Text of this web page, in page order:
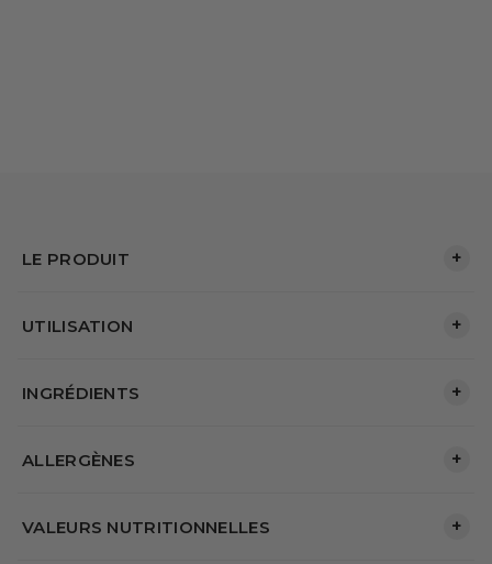
LE PRODUIT +
UTILISATION +
INGRÉDIENTS +
ALLERGÈNES +
VALEURS NUTRITIONNELLES +